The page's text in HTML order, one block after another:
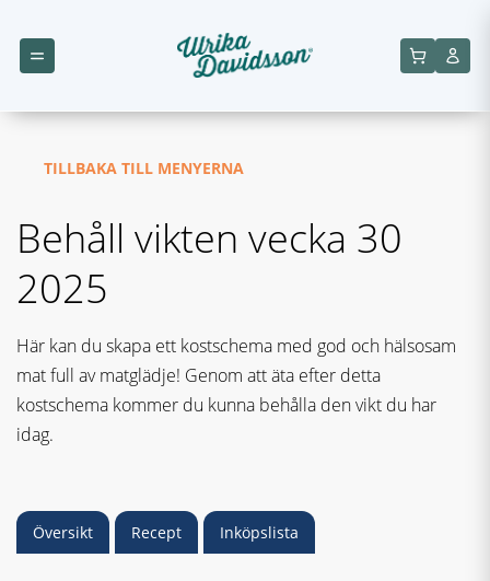
TILLBAKA TILL MENYERNA
Behåll vikten vecka 30
2025
Här kan du skapa ett kostschema med god och hälsosam
mat full av matglädje! Genom att äta efter detta
kostschema kommer du kunna behålla den vikt du har
idag.
Översikt Recept Inköpslista